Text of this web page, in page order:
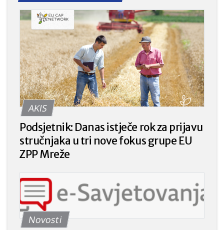
AKIS
Podsjetnik: Danas istječe rok za prijavu
stručnjaka u tri nove fokus grupe EU
ZPP Mreže
Novosti